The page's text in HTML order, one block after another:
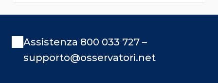
Assistenza 800 033 727 –
supporto@osservatori.net